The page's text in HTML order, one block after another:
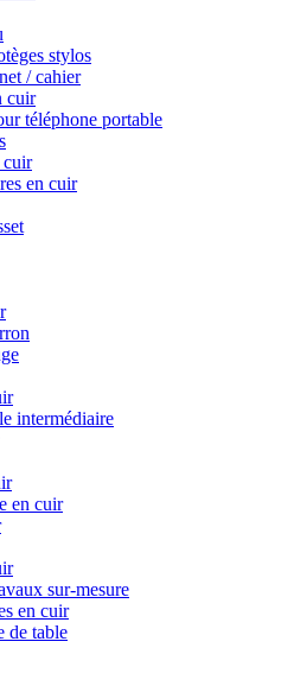
stylos
/ cahier
cuir
téléphone portable
cuir
en cuir
intermédiaire
en cuir
sur-mesure
en cuir
de table